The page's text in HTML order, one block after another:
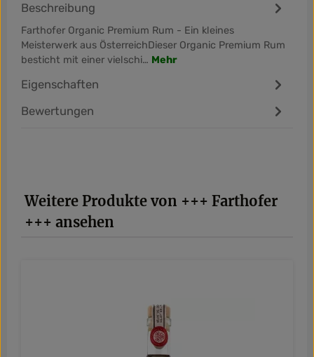
Beschreibung
Farthofer Organic Premium Rum - Ein kleines
Meisterwerk aus ÖsterreichDieser Organic Premium Rum
besticht mit einer vielschi… Mehr
Eigenschaften
Bewertungen
Produktgalerie überspringen
Weitere Produkte von +++ Farthofer
+++ ansehen